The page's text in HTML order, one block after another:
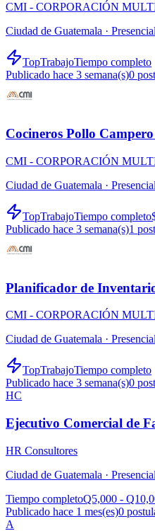
CMI - CORPORACIÓN
Ciudad de Guatemala · Presencial
TopTrabajoTiempo completo
Publicado hace 3 semana(s)0
Cocineros Pollo
CMI - CORPORACIÓN
Ciudad de Guatemala · Presencial
TopTrabajoTiempo completo
Publicado hace 3 semana(s)1
Planificador de
CMI - CORPORACIÓN
Ciudad de Guatemala · Presencial
TopTrabajoTiempo completo
Publicado hace 3 semana(s)0
HC
Ejecutivo Comercial de
HR Consultores
Ciudad de Guatemala · Presencial
Tiempo completoQ5,000 -
Publicado hace 1 mes(es)0
A